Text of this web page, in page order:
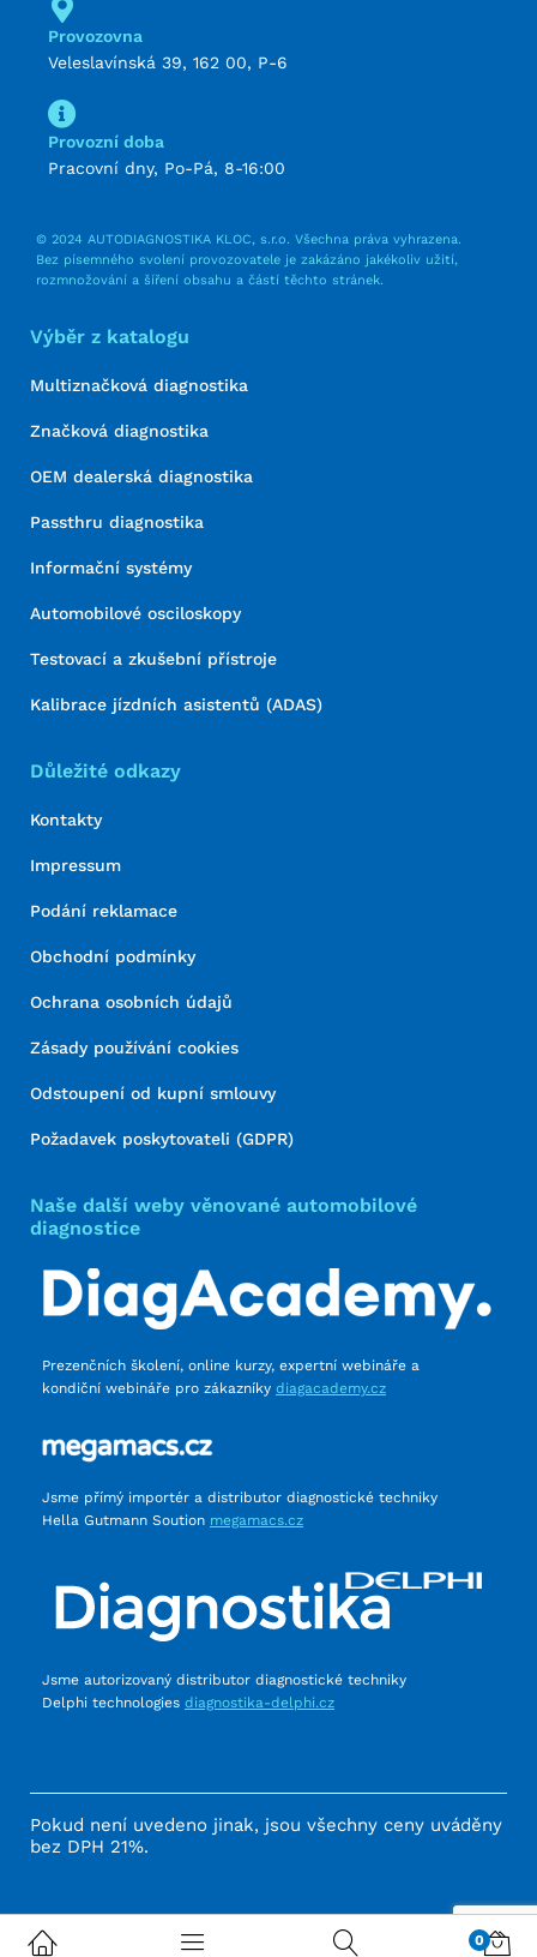
Provozovna
Veleslavínská 39, 162 00, P-6
Provozní doba
Pracovní dny, Po-Pá, 8-16:00
© 2024 AUTODIAGNOSTIKA KLOC, s.r.o. Všechna práva vyhrazena.
Bez písemného svolení provozovatele je zakázáno jakékoliv užití,
rozmnožování a šíření obsahu a částí těchto stránek.
Výběr z katalogu
Multiznačková diagnostika
Značková diagnostika
OEM dealerská diagnostika
Passthru diagnostika
Informační systémy
Automobilové osciloskopy
Testovací a zkušební přístroje
Kalibrace jízdních asistentů (ADAS)
Důležité odkazy
Kontakty
Impressum
Podání reklamace
Obchodní podmínky
Ochrana osobních údajů
Zásady používání cookies
Odstoupení od kupní smlouvy
Požadavek poskytovateli (GDPR)
Naše další weby věnované automobilové
diagnostice
Prezenčních školení, online kurzy, expertní webináře a
kondiční webináře pro zákazníky diagacademy.cz
Jsme přímý importér a distributor diagnostické techniky
Hella Gutmann Soution megamacs.cz
Jsme autorizovaný distributor diagnostické techniky
Delphi technologies diagnostika-delphi.cz
Pokud není uvedeno jinak, jsou všechny ceny uváděny
bez DPH 21%.
0